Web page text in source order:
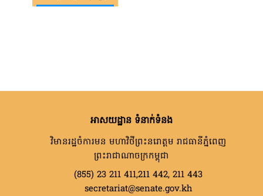
អាសយដ្ឋាន ទំនាក់ទំនង
វិមានរដ្ឋចំការមន មហាវិថីព្រះនរោត្តម រាជធានីភ្នំពេញ
ព្រះរាជាណាចក្រកម្ពុជា
(855) 23 211 411,211 442, 211 443
secretariat@senate.gov.kh